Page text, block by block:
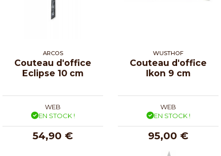
ARCOS
Couteau d'office
Eclipse 10 cm
WEB
EN STOCK !
54,90 €
WUSTHOF
Couteau d'office
Ikon 9 cm
WEB
EN STOCK !
95,00 €